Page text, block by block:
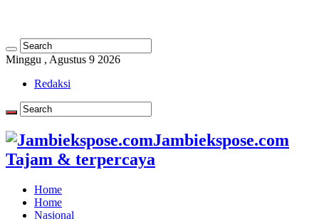
Minggu , Agustus 9 2026
Redaksi
Jambiekspose.com
Tajam & terpercaya
Home
Home
Nasional